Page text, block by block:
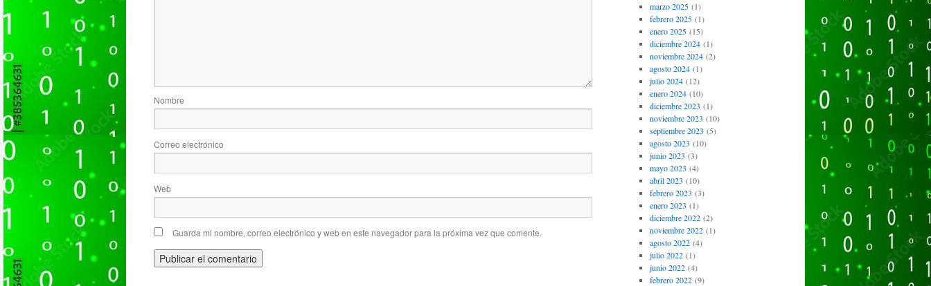
Nombre
Correo electrónico
Web
Guarda mi nombre, correo electrónico y web en este navegador para la próxima vez que comente.
marzo 2025(1)
febrero 2025(1)
enero 2025(15)
diciembre 2024(1)
noviembre 2024(2)
agosto 2024(1)
julio 2024(12)
enero 2024(10)
diciembre 2023 (1)
noviembre 2023 (10)
septiembre 2023 (5)
agosto 2023 (10)
junio 2023 (3)
mayo 2023 (4)
abril 2023 (10)
febrero 2023 (3)
enero 2023 (1)
diciembre 2022(2)
noviembre 2022(1)
agosto 2022(4)
julio 2022(1)
junio 2022(4)
febrero 2022(9)